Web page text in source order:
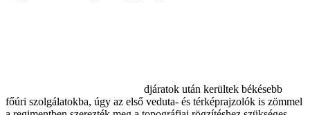
djáratok után kerültek békésebb
főúri szolgálatokba, úgy az első veduta- és térképrajzolók is zömmel